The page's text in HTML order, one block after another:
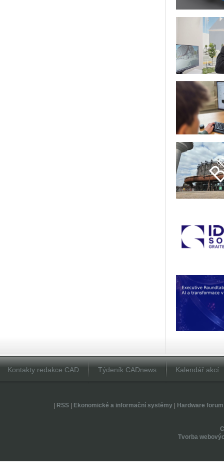
Kontakty redakce CAD Týdeník CADnews Kalendář akcí
RSS| Ekonomické a informační systémy| Hardware forum
Tvorba